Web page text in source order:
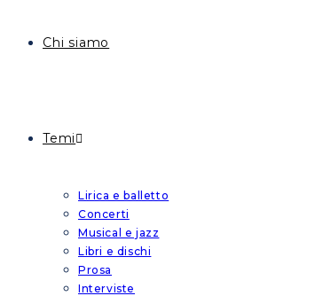
Chi siamo
Temi
Lirica e balletto
Concerti
Musical e jazz
Libri e dischi
Prosa
Interviste